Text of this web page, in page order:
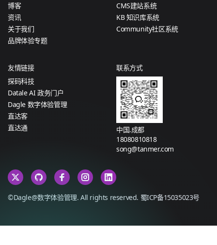
博客
资讯
关于我们
品牌体验专题
CMS建站系统
KB 知识库系统
Community社区系统
友情链接
探码科技
Datale AI 政务门户
Dagle 数字体验管理
直达客
直达通
联系方式
中国.成都
18080810818
song@tanmer.com
©Dagle@数字体验管理. All rights reserved. 蜀ICP备15035023号